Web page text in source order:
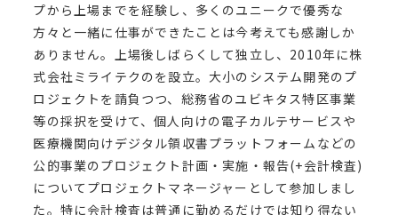
プから上場までを経験し、多くのユニークで優秀な
方々と一緒に仕事ができたことは今考えても感謝しか
ありません。上場後しばらくして独立し、2010年に株
式会社ミライテクのを設立。大小のシステム開発のプ
ロジェクトを請負つつ、総務省のユビキタス特区事業
等の採択を受けて、個人向けの電子カルテサービスや
医療機関向けデジタル領収書プラットフォームなどの
公的事業のプロジェクト計画・実施・報告(+会計検査)
についてプロジェクトマネージャーとして参加しまし
た。特に会計検査は普通に勤めるだけでは知り得ない